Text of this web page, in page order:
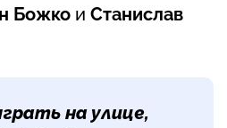
Божко и Станислав
на улице,